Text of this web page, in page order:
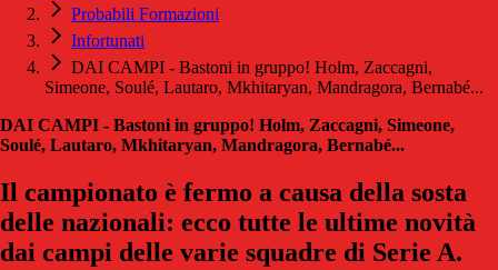
Probabili Formazioni
Infortunati
DAI CAMPI - Bastoni in gruppo! Holm, Zaccagni,
Simeone, Soulé, Lautaro, Mkhitaryan, Mandragora, Bernabé...
DAI CAMPI - Bastoni in gruppo! Holm, Zaccagni, Simeone,
Soulé, Lautaro, Mkhitaryan, Mandragora, Bernabé...
Il campionato è fermo a causa della sosta
delle nazionali: ecco tutte le ultime novità
dai campi delle varie squadre di Serie A.